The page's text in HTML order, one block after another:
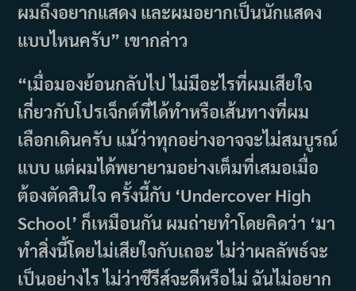
ผมถึงอยากแสดง และผมอยากเป็นนักแสดง
แบบไหนครับ” เขากล่าว
“เมื่อมองย้อนกลับไป ไม่มีอะไรที่ผมเสียใจ
เกี่ยวกับโปรเจ็กต์ที่ได้ทำหรือเส้นทางที่ผม
เลือกเดินครับ แม้ว่าทุกอย่างอาจจะไม่สมบูรณ์
แบบ แต่ผมได้พยายามอย่างเต็มที่เสมอเมื่อ
ต้องตัดสินใจ ครั้งนี้กับ ‘Undercover High
School’ ก็เหมือนกัน ผมถ่ายทำโดยคิดว่า ‘มา
ทำสิ่งนี้โดยไม่เสียใจกับเถอะ ไม่ว่าผลลัพธ์จะ
เป็นอย่างไร ไม่ว่าซีรีส์จะดีหรือไม่ ฉันไม่อยาก